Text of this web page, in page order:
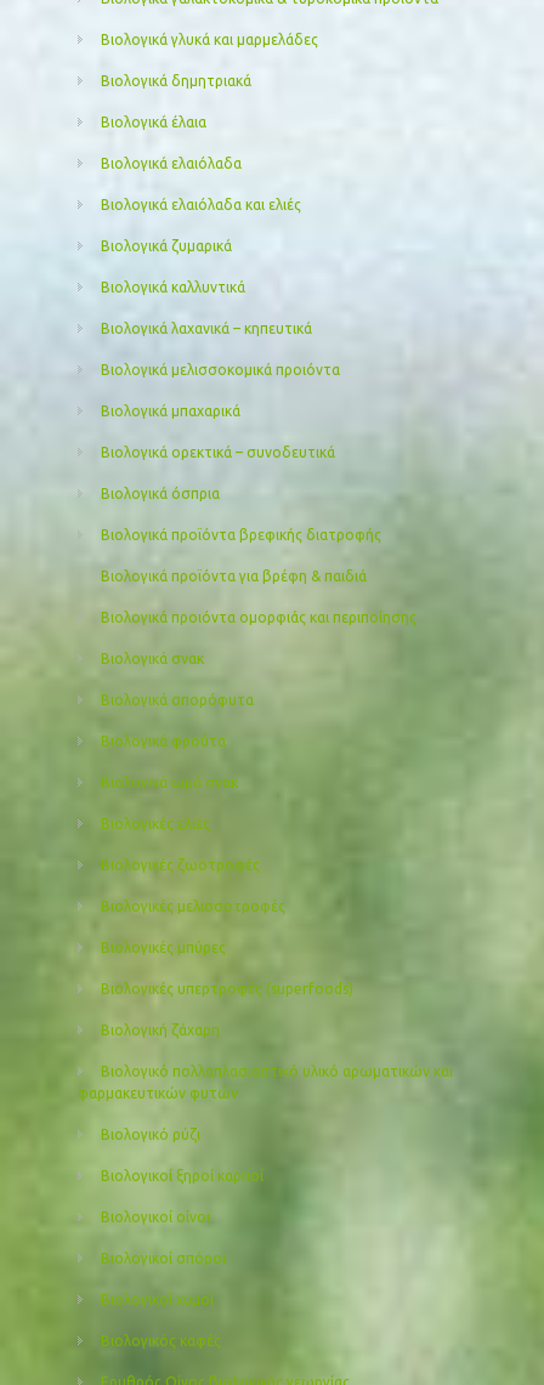
Βιολογικά γλυκά και μαρμελάδες
Βιολογικά δημητριακά
Βιολογικά έλαια
Βιολογικά ελαιόλαδα
Βιολογικά ελαιόλαδα και ελιές
Βιολογικά ζυμαρικά
Βιολογικά καλλυντικά
Βιολογικά λαχανικά – κηπευτικά
Βιολογικά μελισσοκομικά προιόντα
Βιολογικά μπαχαρικά
Βιολογικά ορεκτικά – συνοδευτικά
Βιολογικά όσπρια
Βιολογικά προϊόντα βρεφικής διατροφής
Βιολογικά προϊόντα για βρέφη & παιδιά
Βιολογικά προιόντα ομορφιάς και περιποίησης
Βιολογικά σνακ
Βιολογικά σπορόφυτα
Βιολογικά φρούτα
Βιολογικά ωμά σνακ
Βιολογικές ελιές
Βιολογικές ζωοτροφές
Βιολογικές μελισσοτροφές
Βιολογικές μπύρες
Βιολογικές υπερτροφές (superfoods)
Βιολογική ζάχαρη
Βιολογικό πολλαπλασιαστικό υλικό αρωματικών και
φαρμακευτικών φυτών
Βιολογικό ρύζι
Βιολογικοί ξηροί καρποί
Βιολογικοί οίνοι
Βιολογικοί σπόροι
Βιολογικοί χυμοί
Βιολογικός καφές
Ερυθρός Οίνος βιολογικής γεωργίας